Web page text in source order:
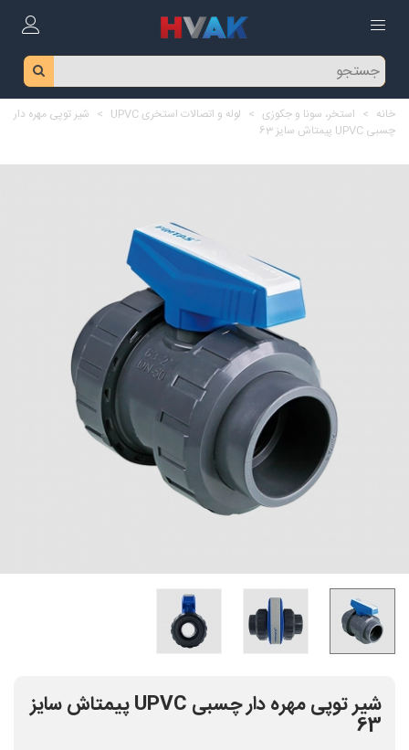
خانه > استخر، سونا و جکوزی > لوله و اتصالات استخری UPVC > شیر توپی مهره دار
چسبی UPVC پیمتاش سایز 63
شیر توپی مهره دار چسبی UPVC پیمتاش سایز
63